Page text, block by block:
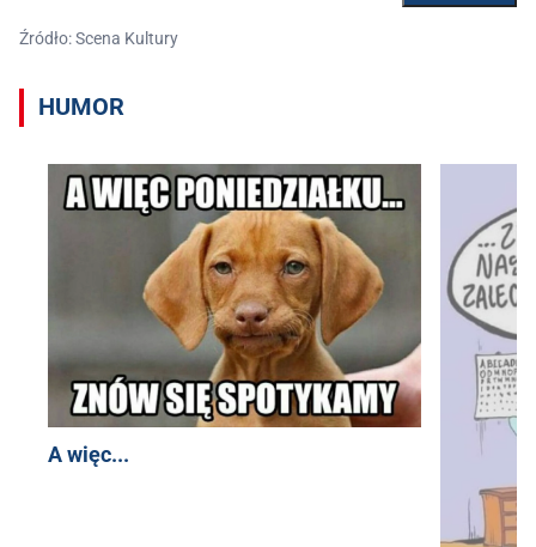
Źródło: Scena Kultury
HUMOR
A więc...